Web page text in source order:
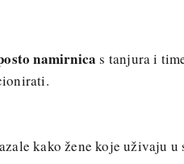
namirnica s tanjura i
kako žene koje uživaju u